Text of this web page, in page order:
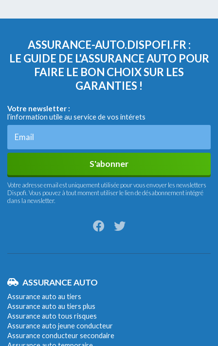
ASSURANCE-AUTO.DISPOFI.FR :
LE GUIDE DE L'ASSURANCE AUTO POUR
FAIRE LE BON CHOIX SUR LES
GARANTIES !
Votre newsletter :
l’information utile au service de vos intérets
S'abonner
Votre adresse email est uniquement utilisée pour vous envoyer les newsletters
Dispofi. Vous pouvez à tout moment utiliser le lien de désabonnement intégré
dans la newsletter.
ASSURANCE AUTO
Assurance auto au tiers
Assurance auto au tiers plus
Assurance auto tous risques
Assurance auto jeune conducteur
Assurance conducteur secondaire